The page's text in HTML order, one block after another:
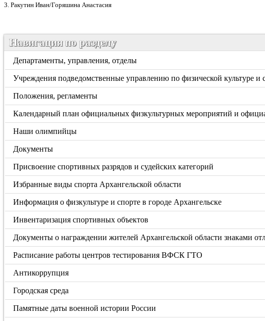
3. Ракутин Иван/Горяшина Анастасия
Навигация по разделу
Департаменты, управления, отделы
Учреждения подведомственные управлению по физической культуре
Положения, регламенты
Календарный план официальных физкультурных мероприятий и
Наши олимпийцы
Документы
Присвоение спортивных разрядов и судейских категорий
Избранные виды спорта Архангельской области
Информация о физкультуре и спорте в городе Архангельске
Инвентаризация спортивных объектов
Документы о награждении жителей Архангельской области знаками
Расписание работы центров тестирования ВФСК ГТО
Антикоррупция
Городская среда
Памятные даты военной истории России